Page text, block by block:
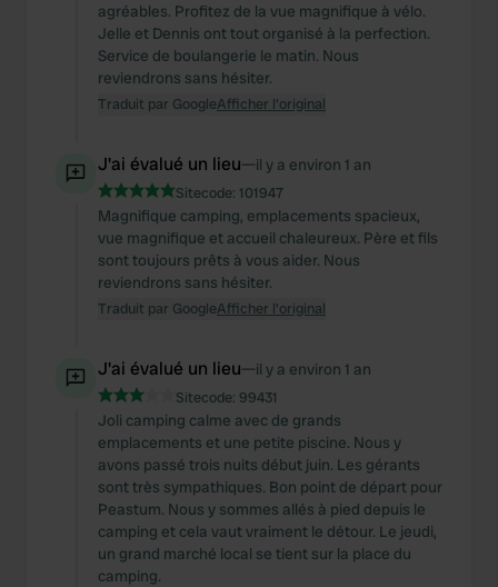
agréables. Profitez de la vue magnifique à vélo.
Jelle et Dennis ont tout organisé à la perfection.
Service de boulangerie le matin. Nous
reviendrons sans hésiter.
Traduit par GoogleAfficher l'original
J'ai évalué un lieu—il y a environ 1 an
Sitecode: 101947
Magnifique camping, emplacements spacieux,
vue magnifique et accueil chaleureux. Père et fils
sont toujours prêts à vous aider. Nous
reviendrons sans hésiter.
Traduit par GoogleAfficher l'original
J'ai évalué un lieu—il y a environ 1 an
Sitecode: 99431
Joli camping calme avec de grands
emplacements et une petite piscine. Nous y
avons passé trois nuits début juin. Les gérants
sont très sympathiques. Bon point de départ pour
Peastum. Nous y sommes allés à pied depuis le
camping et cela vaut vraiment le détour. Le jeudi,
un grand marché local se tient sur la place du
camping.